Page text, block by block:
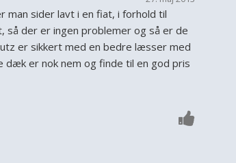
man sider lavt i en fiat, i forhold til
så der er ingen problemer og så er de
er sikkert med en bedre læsser med
dæk er nok nem og finde til en god pris